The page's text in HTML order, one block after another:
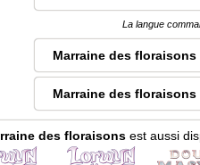
La langue
Marraine des floraisons
Marraine des floraisons
des floraisonsest aussi